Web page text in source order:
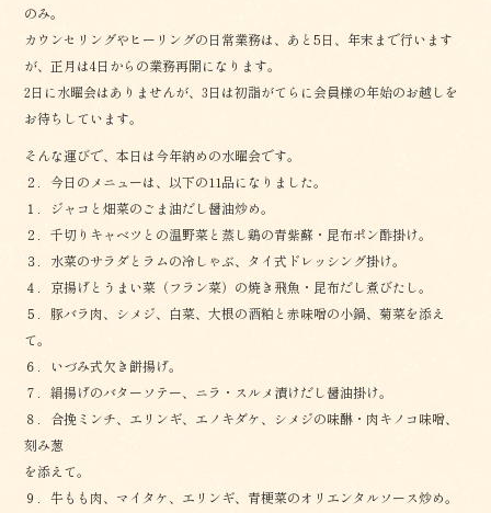
のみ。
カウンセリングやヒーリングの日常業務は、あと5日、年末まで行います
が、正月は4日からの業務再開になります。
2日に水曜会はありませんが、3日は初詣がてらに会員様の年始のお越しを
お待ちしています。
そんな運びで、本日は今年納めの水曜会です。
２．今日のメニューは、以下の11品になりました。
１．ジャコと畑菜のごま油だし醤油炒め。
２．千切りキャベツとの温野菜と蒸し鶏の青紫蘇・昆布ポン酢掛け。
３．水菜のサラダとラムの冷しゃぶ、タイ式ドレッシング掛け。
４．京揚げとうまい菜（フラン菜）の焼き飛魚・昆布だし煮びたし。
５．豚バラ肉、シメジ、白菜、大根の酒粕と赤味噌の小鍋、菊菜を添え
て。
６．いづみ式欠き餅揚げ。
７．絹揚げのバターソテー、ニラ・スルメ漬けだし醤油掛け。
８．合挽ミンチ、エリンギ、エノキダケ、シメジの味醂・肉キノコ味噌、
刻み葱
を添えて。
９．牛もも肉、マイタケ、エリンギ、青梗菜のオリエンタルソース炒め。